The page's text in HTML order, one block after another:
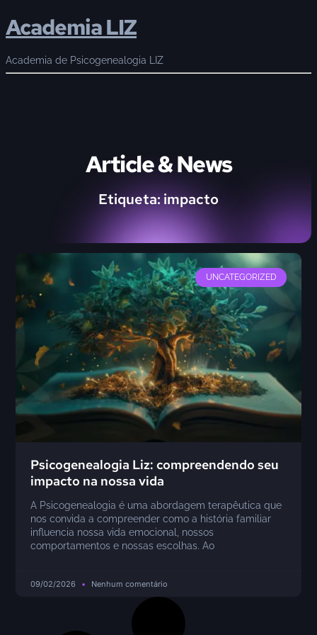
Academia LIZ
Academia de Psicogenealogia LIZ
Article & News
Etiqueta: impacto
UNCATEGORIZED
Psicogenealogia Liz: compreendendo seu
impacto na nossa vida
A Psicogenealogia é uma abordagem terapêutica que
nos convida a compreender como a história familiar
influencia nossa vida emocional, nossos
comportamentos e nossas escolhas. Ao
09/02/2026 Nenhum comentário